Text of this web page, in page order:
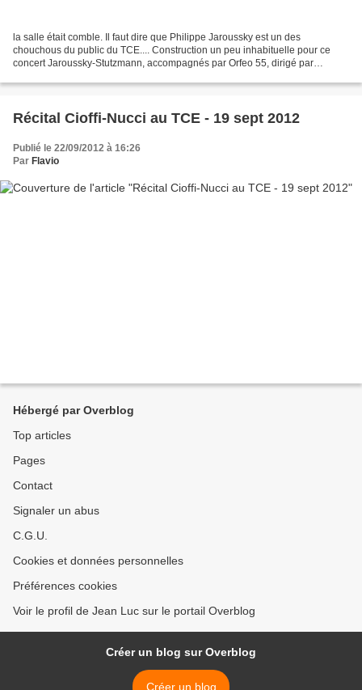
la salle était comble. Il faut dire que Philippe Jaroussky est un des
chouchous du public du TCE.... Construction un peu inhabituelle pour ce
concert Jaroussky-Stutzmann, accompagnés par Orfeo 55, dirigé par
Récital Cioffi-Nucci au TCE - 19 sept 2012
Publié le 22/09/2012 à 16:26
Par Flavio
Hébergé par Overblog
Top articles
Pages
Contact
Signaler un abus
C.G.U.
Cookies et données personnelles
Préférences cookies
Voir le profil de Jean Luc sur le portail Overblog
Créer un blog sur Overblog
Créer un blog